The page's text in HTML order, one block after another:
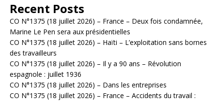
Recent Posts
CO N°1375 (18 juillet 2026) – France – Deux fois condamnée,
Marine Le Pen sera aux présidentielles
CO N°1375 (18 juillet 2026) – Haïti – L’exploitation sans bornes
des travailleurs
CO N°1375 (18 juillet 2026) – Il y a 90 ans – Révolution
espagnole : juillet 1936
CO N°1375 (18 juillet 2026) – Dans les entreprises
CO N°1375 (18 juillet 2026) – France – Accidents du travail :